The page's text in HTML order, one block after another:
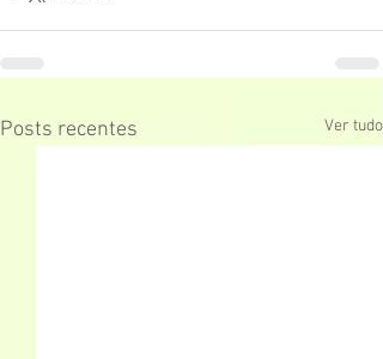
Posts recentes Ver tudo